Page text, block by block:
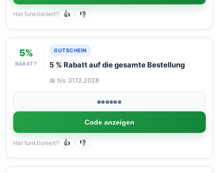
Hat funktioniert? 👍 👎
5%
RABATT
GUTSCHEIN
5 % Rabatt auf die gesamte Bestellung
📅 bis 31.12.2028
●●●●●●
Code anzeigen
Hat funktioniert? 👍 👎